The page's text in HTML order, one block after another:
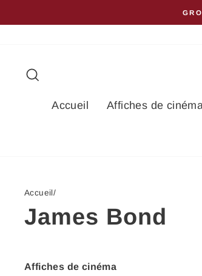
au
Accueil Affiches de cinéma
Accueil/
James Bond
Affiches de cinéma